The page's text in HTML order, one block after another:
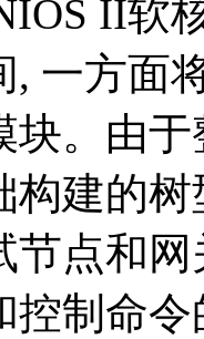
II软
, 一方面
。由
构建的
节点和
控制命